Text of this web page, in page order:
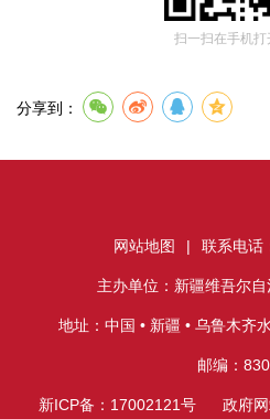
扫一扫在手机打
分享到：
网站地图 | 联系电话
主办单位：新疆维吾尔
地址：中国 • 新疆 • 乌鲁木齐
邮编：
新ICP备：17002121号 政府